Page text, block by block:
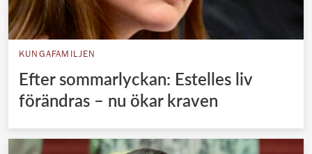
KUNGAFAMILJEN
Efter sommarlyckan: Estelles liv
förändras – nu ökar kraven